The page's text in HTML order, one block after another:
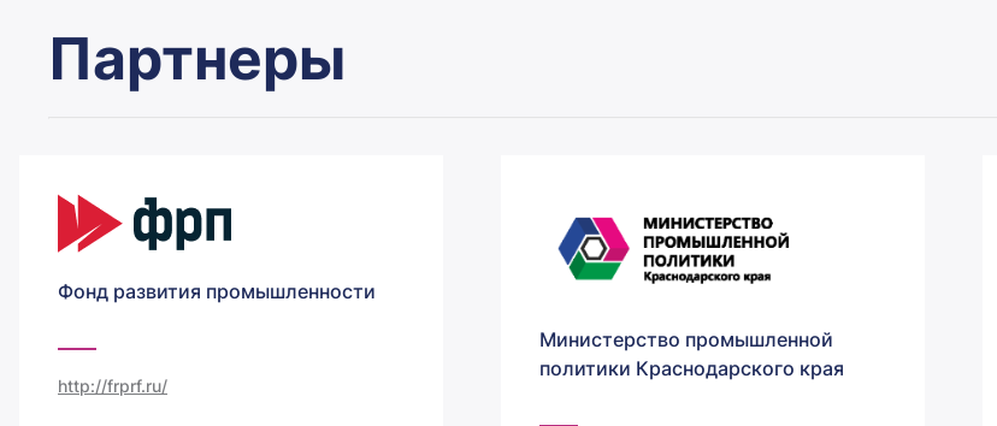
Партнеры
Фонд развития промышленности
http://frprf.ru/
Министерство промышленной
политики Краснодарского края